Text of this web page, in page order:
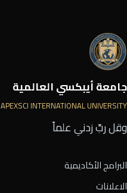
جامعة أيبكسي العالمية
APEXSCI INTERNATIONAL UNIVERSITY
وقل ربِّ زدني علماً
البرامج الأكاديمية
الاعلانات